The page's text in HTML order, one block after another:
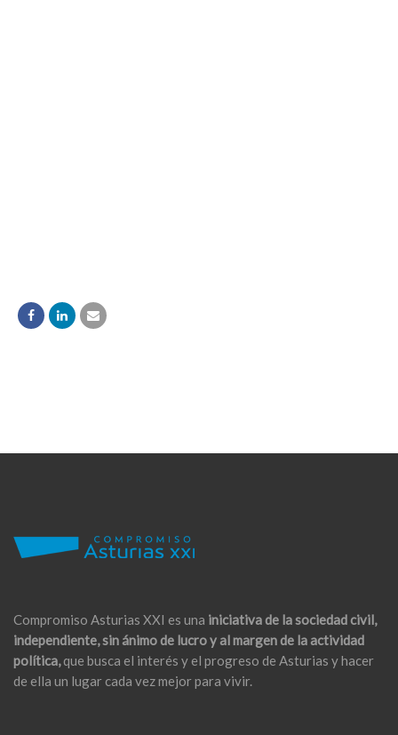
Compromiso Asturias XXI es una iniciativa de la sociedad civil,
independiente, sin ánimo de lucro y al margen de la actividad
política,que busca el interés y el progreso de Asturias y hacer
de ella un lugar cada vez mejor para vivir.